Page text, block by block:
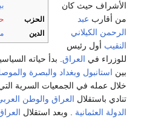
الحزب
الدين
الأشراف حيث كان
من أقارب عبد
الرحمن الكيلاني
النقيب أول رئيس
للوزراء في العراق. بدأ حياته
بين استانبول وبغداد والبصرة
خلال عمله في الجمعيات السرية
تنادي باستقلال العراق والوطن
الدولة العثمانية . وبعد استقلال